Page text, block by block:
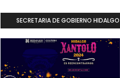
SECRETARIA DE GOBIERNO HIDALGO